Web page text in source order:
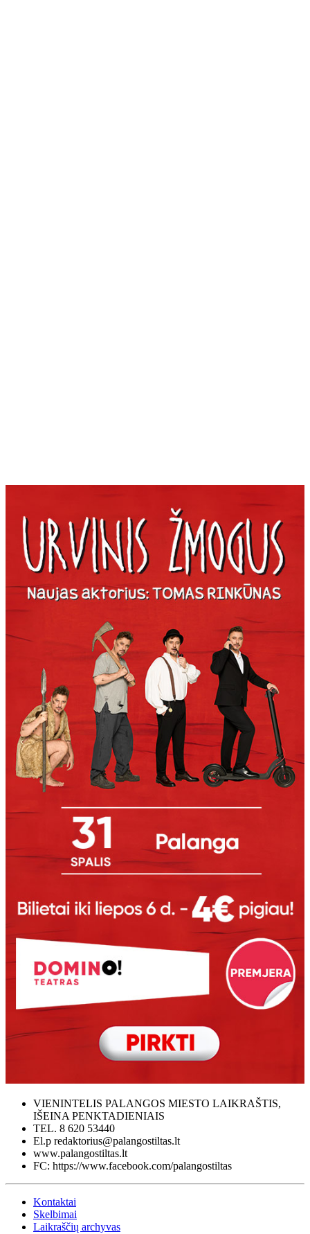
VIENINTELIS PALANGOS MIESTO LAIKRAŠTIS,
IŠEINA PENKTADIENIAIS
TEL. 8 620 53440
El.p redaktorius@palangostiltas.lt
www.palangostiltas.lt
FC: https://www.facebook.com/palangostiltas
Kontaktai
Skelbimai
Laikraščių archyvas